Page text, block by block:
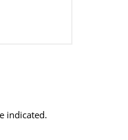
indicated.